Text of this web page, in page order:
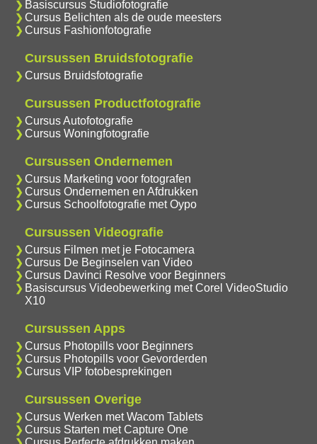
Basiscursus Studiofotografie
Cursus Belichten als de oude meesters
Cursus Fashionfotografie
Cursussen Bruidsfotografie
Cursus Bruidsfotografie
Cursussen Productfotografie
Cursus Autofotografie
Cursus Woningfotografie
Cursussen Ondernemen
Cursus Marketing voor fotografen
Cursus Ondernemen en Afdrukken
Cursus Schoolfotografie met Oypo
Cursussen Videografie
Cursus Filmen met je Fotocamera
Cursus De Beginselen van Video
Cursus Davinci Resolve voor Beginners
Basiscursus Videobewerking met Corel VideoStudio
X10
Cursussen Apps
Cursus Photopills voor Beginners
Cursus Photopills voor Gevorderden
Cursus VIP fotobesprekingen
Cursussen Overige
Cursus Werken met Wacom Tablets
Cursus Starten met Capture One